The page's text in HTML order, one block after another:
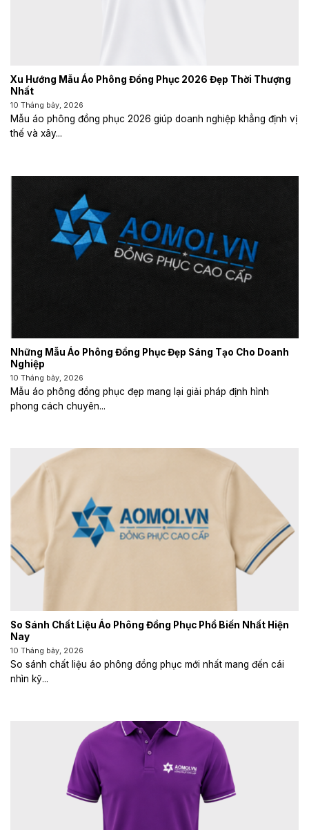
Xu Hướng Mẫu Áo Phông Đồng Phục 2026 Đẹp Thời Thượng
Nhất
10 Tháng bảy, 2026
Mẫu áo phông đồng phục 2026 giúp doanh nghiệp khẳng định vị
thế và xây...
Những Mẫu Áo Phông Đồng Phục Đẹp Sáng Tạo Cho Doanh
Nghiệp
10 Tháng bảy, 2026
Mẫu áo phông đồng phục đẹp mang lại giải pháp định hình
phong cách chuyên...
So Sánh Chất Liệu Áo Phông Đồng Phục Phổ Biến Nhất Hiện
Nay
10 Tháng bảy, 2026
So sánh chất liệu áo phông đồng phục mới nhất mang đến cái
nhìn kỹ...